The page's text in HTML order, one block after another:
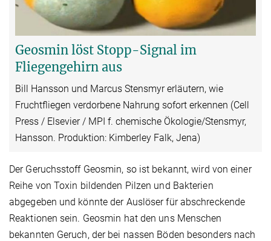
Video
Geosmin löst Stopp-Signal im
Fliegengehirn aus
Bill Hansson und Marcus Stensmyr erläutern, wie
Fruchtfliegen verdorbene Nahrung sofort erkennen (Cell
Press / Elsevier / MPI f. chemische Ökologie/Stensmyr,
Hansson. Produktion: Kimberley Falk, Jena)
Der Geruchsstoff Geosmin, so ist bekannt, wird von einer
Reihe von Toxin bildenden Pilzen und Bakterien
abgegeben und könnte der Auslöser für abschreckende
Reaktionen sein. Geosmin hat den uns Menschen
bekannten Geruch, der bei nassen Böden besonders nach